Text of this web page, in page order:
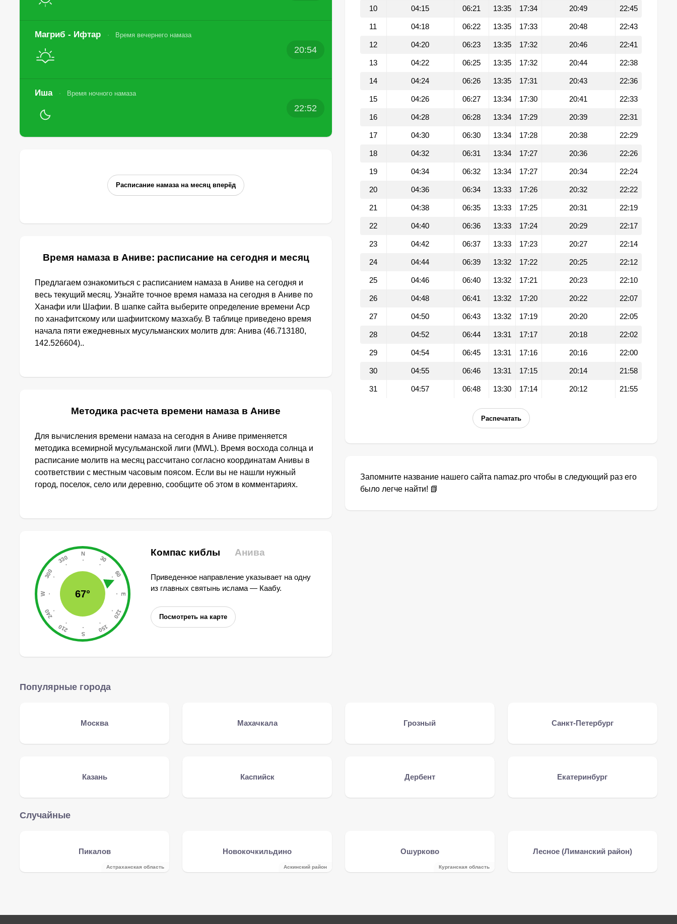
Магриб - Ифтар Время вечернего намаза
20:54
Иша Время ночного намаза
22:52
Расписание намаза на месяц вперёд
Время намаза в Аниве: расписание на сегодня и месяц
Предлагаем ознакомиться с расписанием намаза в Аниве на сегодня и
весь текущий месяц. Узнайте точное время намаза на сегодня в Аниве по
Ханафи или Шафии. В шапке сайта выберите определение времени Аср
по ханафитскому или шафиитскому мазхабу. В таблице приведено время
начала пяти ежедневных мусульманских молитв для: Анива (46.713180,
142.526604)..
Методика расчета времени намаза в Аниве
Для вычисления времени намаза на сегодня в Аниве применяется
методика всемирной мусульманской лиги (MWL). Время восхода солнца и
расписание молитв на месяц рассчитано согласно координатам Анивы в
соответствии с местным часовым поясом. Если вы не нашли нужный
город, поселок, село или деревню, сообщите об этом в комментариях.
67°
Компас киблы Анива
Приведенное направление указывает на одну
из главных святынь ислама — Каабу.
Посмотреть на карте
10 04:15 06:21 13:35 17:34 20:49 22:45
11 04:18 06:22 13:35 17:33 20:48 22:43
12 04:20 06:23 13:35 17:32 20:46 22:41
13 04:22 06:25 13:35 17:32 20:44 22:38
14 04:24 06:26 13:35 17:31 20:43 22:36
15 04:26 06:27 13:34 17:30 20:41 22:33
16 04:28 06:28 13:34 17:29 20:39 22:31
17 04:30 06:30 13:34 17:28 20:38 22:29
18 04:32 06:31 13:34 17:27 20:36 22:26
19 04:34 06:32 13:34 17:27 20:34 22:24
20 04:36 06:34 13:33 17:26 20:32 22:22
21 04:38 06:35 13:33 17:25 20:31 22:19
22 04:40 06:36 13:33 17:24 20:29 22:17
23 04:42 06:37 13:33 17:23 20:27 22:14
24 04:44 06:39 13:32 17:22 20:25 22:12
25 04:46 06:40 13:32 17:21 20:23 22:10
26 04:48 06:41 13:32 17:20 20:22 22:07
27 04:50 06:43 13:32 17:19 20:20 22:05
28 04:52 06:44 13:31 17:17 20:18 22:02
29 04:54 06:45 13:31 17:16 20:16 22:00
30 04:55 06:46 13:31 17:15 20:14 21:58
31 04:57 06:48 13:30 17:14 20:12 21:55
Распечатать
Запомните название нашего сайта namaz.pro чтобы в следующий раз его
было легче найти! 📗
Популярные города
Москва Махачкала Грозный Санкт-Петербург
Казань Каспийск Дербент Екатеринбург
Случайные
Пикалов
Астраханская область
Новокочкильдино
Аскинский район
Ошурково
Курганская область
Лесное (Лиманский район)